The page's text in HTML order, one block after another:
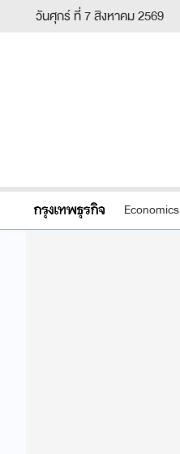
วันศุกร์ ที่ 7 สิงหาคม 2569
Economics